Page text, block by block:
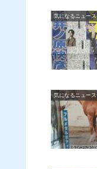
気になるニュース
気になるニュース